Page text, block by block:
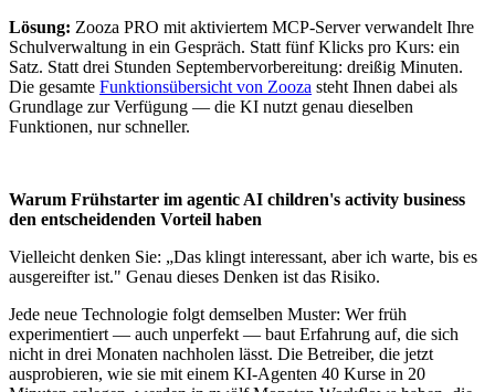
Lösung: Zooza PRO mit aktiviertem MCP-Server verwandelt Ihre
Schulverwaltung in ein Gespräch. Statt fünf Klicks pro Kurs: ein
Satz. Statt drei Stunden Septembervorbereitung: dreißig Minuten.
Die gesamte Funktionsübersicht von Zooza steht Ihnen dabei als
Grundlage zur Verfügung — die KI nutzt genau dieselben
Funktionen, nur schneller.
Warum Frühstarter im agentic AI children's activity business
den entscheidenden Vorteil haben
Vielleicht denken Sie: „Das klingt interessant, aber ich warte, bis es
ausgereifter ist." Genau dieses Denken ist das Risiko.
Jede neue Technologie folgt demselben Muster: Wer früh
experimentiert — auch unperfekt — baut Erfahrung auf, die sich
nicht in drei Monaten nachholen lässt. Die Betreiber, die jetzt
ausprobieren, wie sie mit einem KI-Agenten 40 Kurse in 20